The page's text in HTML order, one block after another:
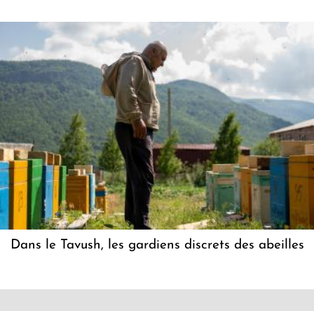
Dans le Tavush, les gardiens discrets des abeilles